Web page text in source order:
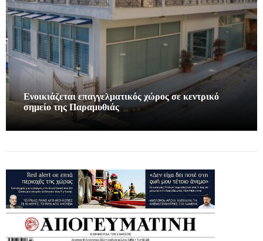
Ενοικιάζεται επαγγελματικός χώρος σε κεντρικό
σημείο της Παραμυθιάς